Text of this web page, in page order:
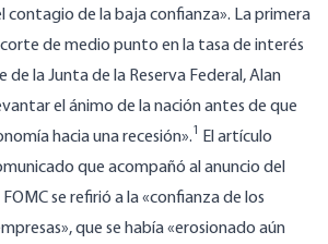
contagio de la baja confianza». La primera
de medio punto en la tasa de interés
de la Junta de la Reserva Federal, Alan
el ánimo de la nación antes de que
hacia una recesión».1
El artículo
que acompañó al anuncio del
se refirió a la «confianza de los
que se había «erosionado aún